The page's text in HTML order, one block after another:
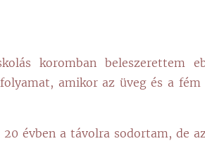
koromban beleszerettem
amikor az üveg és a fém
évben a távolra sodortam, de